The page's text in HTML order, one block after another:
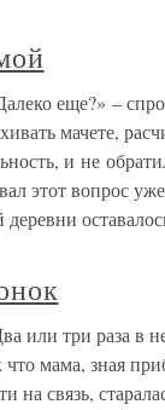
еще?» –
мачете,
и не
этот вопрос
деревни
или три раза в
мама, зная
на связь,